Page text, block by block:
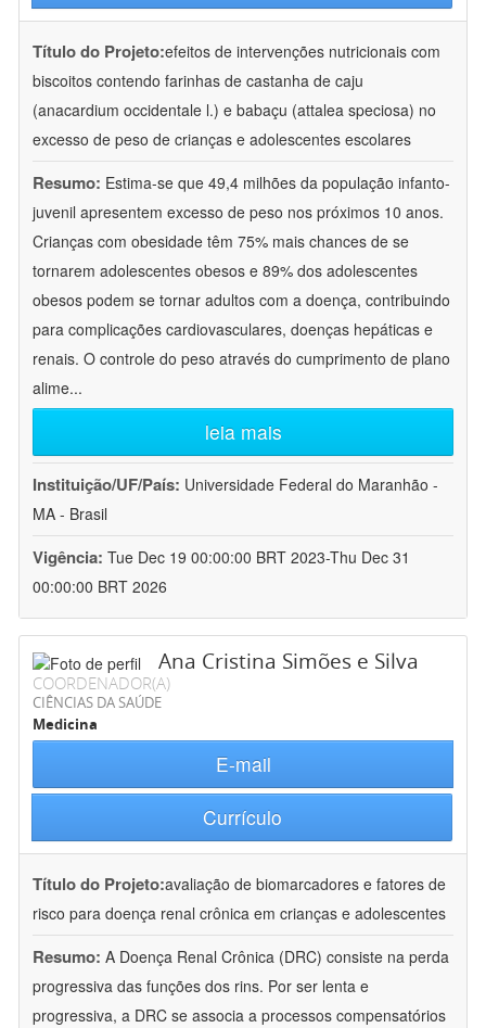
Título do Projeto:efeitos de intervenções nutricionais com
biscoitos contendo farinhas de castanha de caju
(anacardium occidentale l.) e babaçu (attalea speciosa) no
excesso de peso de crianças e adolescentes escolares
Resumo: Estima-se que 49,4 milhões da população infanto-
juvenil apresentem excesso de peso nos próximos 10 anos.
Crianças com obesidade têm 75% mais chances de se
tornarem adolescentes obesos e 89% dos adolescentes
obesos podem se tornar adultos com a doença, contribuindo
para complicações cardiovasculares, doenças hepáticas e
renais. O controle do peso através do cumprimento de plano
alime...
leia mais
Instituição/UF/País: Universidade Federal do Maranhão -
MA - Brasil
Vigência: Tue Dec 19 00:00:00 BRT 2023-Thu Dec 31
00:00:00 BRT 2026
Ana Cristina Simões e Silva
COORDENADOR(A)
CIÊNCIAS DA SAÚDE
Medicina
E-mail
Currículo
Título do Projeto:avaliação de biomarcadores e fatores de
risco para doença renal crônica em crianças e adolescentes
Resumo: A Doença Renal Crônica (DRC) consiste na perda
progressiva das funções dos rins. Por ser lenta e
progressiva, a DRC se associa a processos compensatórios